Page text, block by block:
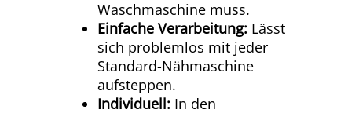
Waschmaschine muss.
Einfache Verarbeitung: Lässt
sich problemlos mit jeder
Standard-Nähmaschine
aufsteppen.
Individuell: In den